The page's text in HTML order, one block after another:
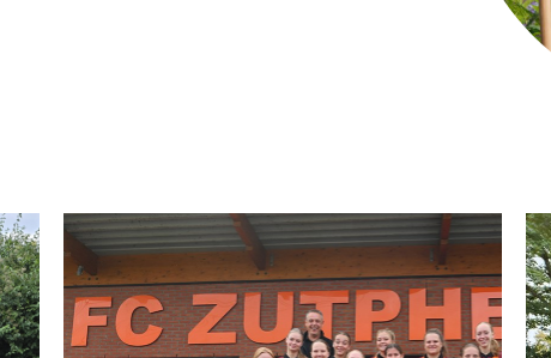
Sterk voor de Gemeenschap
Actieve betrokkenheid bij kennisnetwerk
Natuurpro.